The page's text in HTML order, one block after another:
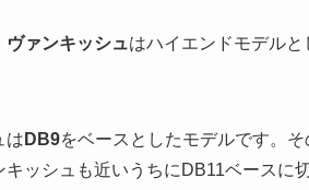
ヴァンキッシュはハイエンドモデル
は DB9をベースとしたモデルです。
ッシュも近いうちにDB11ベースに